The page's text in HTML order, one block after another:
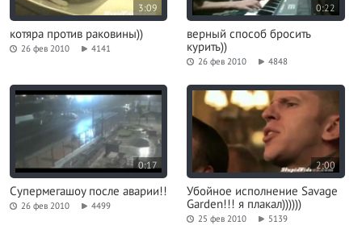
3:09
котяра против раковины))
26 фев 2010 4141
0:22
верный способ бросить
курить))
26 фев 2010 4848
0:17
Супермегашоу после аварии!!
26 фев 2010 4499
2:00
Убойное исполнение Savage
Garden!!! я плакал))))))
25 фев 2010 5139